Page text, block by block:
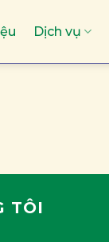
Dịch vụ
TÔI